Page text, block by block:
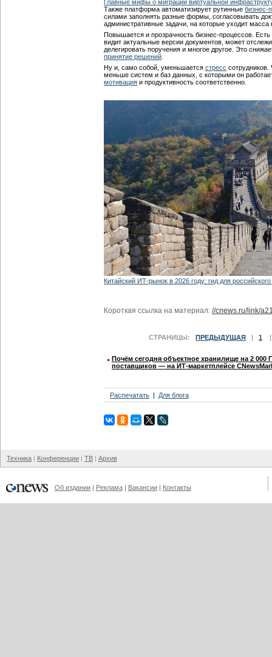
Главные мифы о миграции виртуальной
Также платформа автоматизирует рутинные бизнес-
силами заполнять разные формы, согласовывать
административные задачи, на которые уходит масса
Повышается и прозрачность бизнес-процессов. Есть
видит актуальные версии документов, может
делегировать поручения и многое другое. Это
принятие решений
Ну и, само собой, уменьшается стресс сотрудников.
меньше систем и баз данных, с которыми он
мотивация и продуктивность соответственно.
Китайский ИТ-рынок в 2026 году: гид для
Короткая ссылка на материал: //cnews.ru/link/
СТРАНИЦЫ: ПРЕДЫДУЩАЯ | 1
Почём сегодня объектное хранилище на 2 000
поставщиков ― на ИТ-маркетплейсе
Распечатать Для блога
Техника Конференции ТВ Архив
Об издании Реклама Вакансии Контакты